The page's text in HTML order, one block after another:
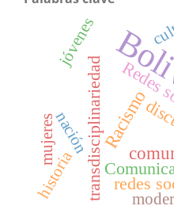
Racismo
transdisciplinariedad redes
nación
jóvenes
historia
mujeres